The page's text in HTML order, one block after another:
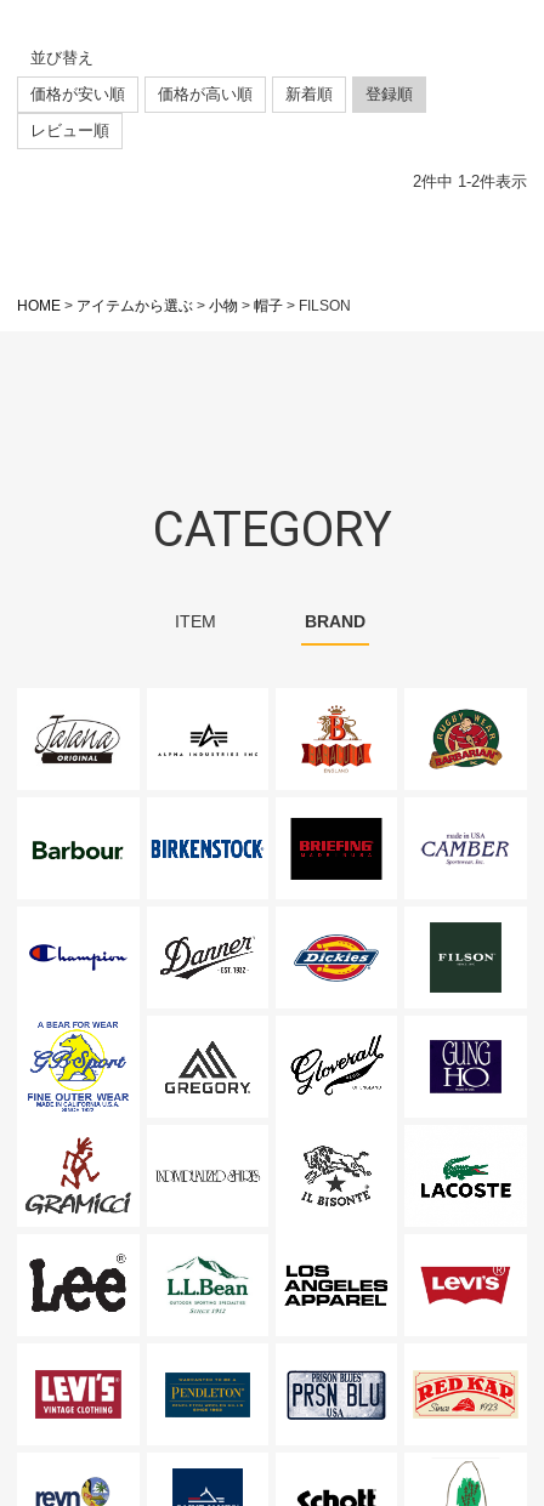
並び替え
価格が安い順
価格が高い順 新着順
登録順
レビュー順
2件中 1-2件表示
HOME アイテムから選ぶ 小物 帽子 FILSON
CATEGORY
ITEM BRAND